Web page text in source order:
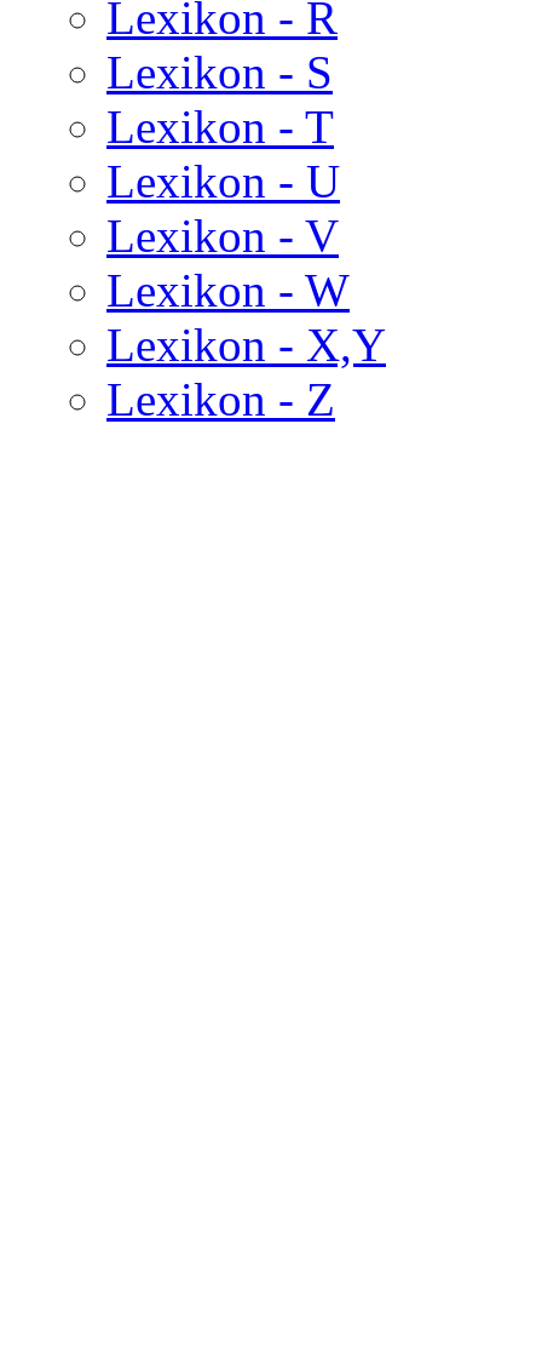
Lexikon - R
Lexikon - S
Lexikon - T
Lexikon - U
Lexikon - V
Lexikon - W
Lexikon - X,Y
Lexikon - Z